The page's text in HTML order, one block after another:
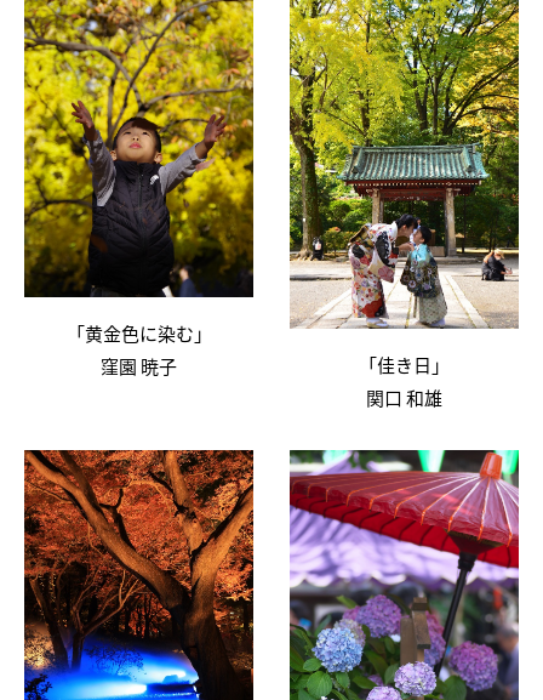
「黄金色に染む」
窪園 暁子
「佳き日」
関口 和雄